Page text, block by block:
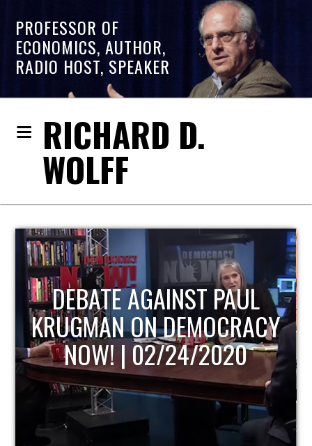
PROFESSOR OF
ECONOMICS, AUTHOR,
RADIO HOST, SPEAKER
RICHARD D.
WOLFF
HOST OF ECONOMIC
UPDATE